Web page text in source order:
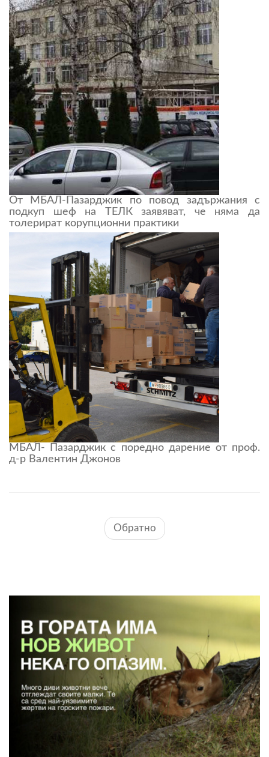
От МБАЛ-Пазарджик по повод задържания с
подкуп шеф на ТЕЛК заявяват, че няма да
толерират корупционни практики
МБАЛ- Пазарджик с поредно дарение от проф.
д-р Валентин Джонов
Обратно